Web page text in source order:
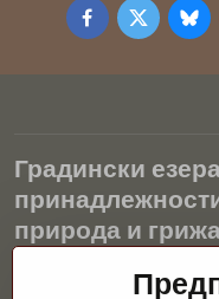
FacebookTwitter
Градински
природа и
Градинските езера са